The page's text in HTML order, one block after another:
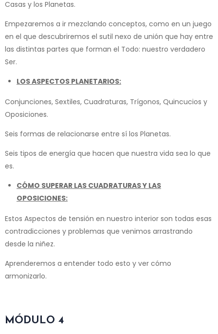
Casas y los Planetas.
Empezaremos a ir mezclando conceptos, como en un juego
en el que descubriremos el sutil nexo de unión que hay entre
las distintas partes que forman el Todo: nuestro verdadero
Ser.
LOS ASPECTOS PLANETARIOS:
Conjunciones, Sextiles, Cuadraturas, Trígonos, Quincucios y
Oposiciones.
Seis formas de relacionarse entre sí los Planetas.
Seis tipos de energía que hacen que nuestra vida sea lo que
es.
CÓMO SUPERAR LAS CUADRATURAS Y LAS
OPOSICIONES:
Estos Aspectos de tensión en nuestro interior son todas esas
contradicciones y problemas que venimos arrastrando
desde la niñez.
Aprenderemos a entender todo esto y ver cómo
armonizarlo.
MÓDULO 4